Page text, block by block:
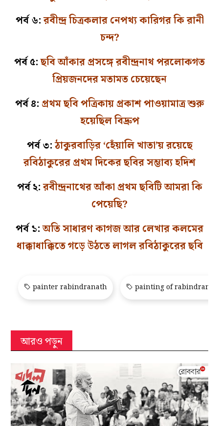
পর্ব ৬:রবীন্দ্র চিত্রকলার নেপথ্য কারিগর কি রানী
চন্দ?
পর্ব ৫:ছবি আঁকার প্রসঙ্গে রবীন্দ্রনাথ পরলোকগত
প্রিয়জনদের মতামত চেয়েছেন
পর্ব ৪: প্রথম ছবি পত্রিকায় প্রকাশ পাওয়ামাত্র শুরু
হয়েছিল বিদ্রুপ
পর্ব ৩:ঠাকুরবাড়ির ‘হেঁয়ালি খাতা’য় রয়েছে
রবিঠাকুরের প্রথম দিকের ছবির সম্ভাব্য হদিশ
পর্ব ২:রবীন্দ্রনাথের আঁকা প্রথম ছবিটি আমরা কি
পেয়েছি?
পর্ব ১:অতি সাধারণ কাগজ আর লেখার কলমের
ধাক্কাধাক্কিতে গড়ে উঠতে লাগল রবিঠাকুরের ছবি
painter rabindranath painting of rabindranth
আরও পড়ুন